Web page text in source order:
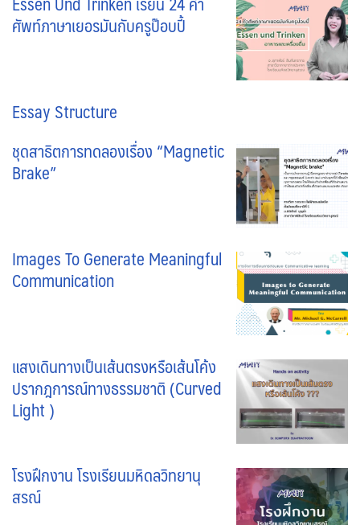
ศัพท์ภาษาเยอรมันกับครูป๊อบปี้
Essay Structure
ชุดสาธิตการทดลองเรื่อง “Magnetic
Brake”
Images To Generate Meaningful
Communication
แสงเดินทางเป็นเส้นตรงหรือเส้นโค้ง
ปรากฎการณ์ทางธรรมชาติ (Curved
Light )
โรงฝึกงาน โรงเรียนมหิดลวิทยานุ
สรณ์